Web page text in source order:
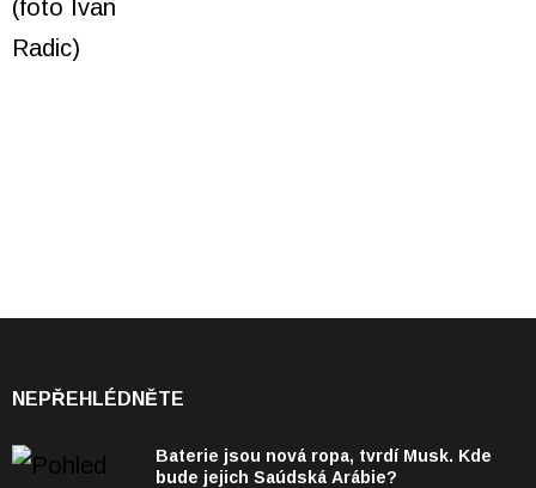
NEPŘEHLÉDNĚTE
Baterie jsou nová ropa, tvrdí Musk. Kde
bude jejich Saúdská Arábie?